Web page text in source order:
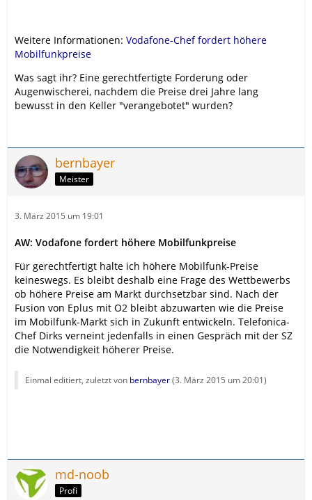
Weitere Informationen: Vodafone-Chef fordert höhere
Mobilfunkpreise
Was sagt ihr? Eine gerechtfertigte Forderung oder
Augenwischerei, nachdem die Preise drei Jahre lang
bewusst in den Keller "verangebotet" wurden?
bernbayer
Meister
3. März 2015 um 19:01
AW: Vodafone fordert höhere Mobilfunkpreise
Für gerechtfertigt halte ich höhere Mobilfunk-Preise
keineswegs. Es bleibt deshalb eine Frage des Wettbewerbs
ob höhere Preise am Markt durchsetzbar sind. Nach der
Fusion von Eplus mit O2 bleibt abzuwarten wie die Preise
im Mobilfunk-Markt sich in Zukunft entwickeln. Telefonica-
Chef Dirks verneint jedenfalls in einen Gespräch mit der SZ
die Notwendigkeit höherer Preise.
Einmal editiert, zuletzt von bernbayer(3. März 2015 um 20:01)
md-noob
Profi